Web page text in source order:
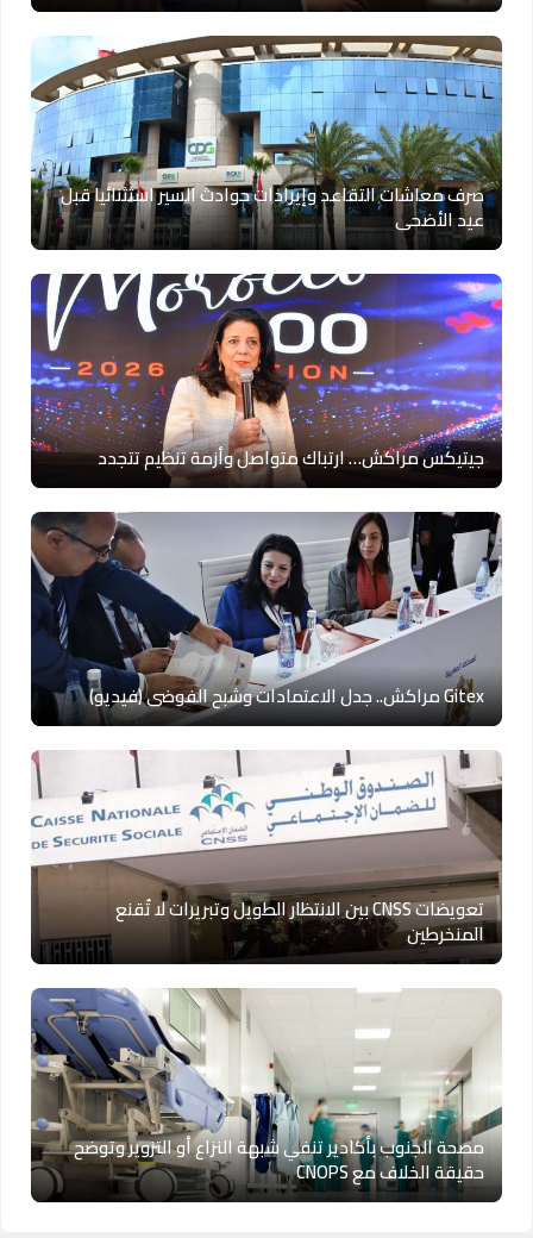
صرف معاشات التقاعد وإيرادات حوادث السير استثنائيا قبل
عيد الأضحى
جيتيكس مراكش… ارتباك متواصل وأزمة تنظيم تتجدد
Gitex مراكش.. جدل الاعتمادات وشبح الفوضى (فيديو)
تعويضات CNSS بين الانتظار الطويل وتبريرات لا تُقنع
المنخرطين
مصحة الجنوب بأكادير تنفي شبهة النزاع أو التزوير وتوضح
حقيقة الخلاف مع CNOPS